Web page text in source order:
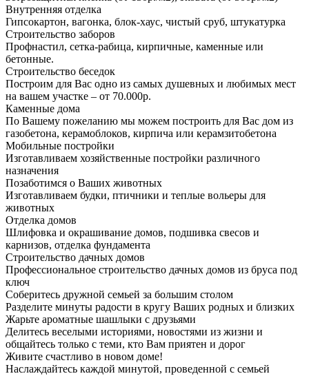
Внутренняя отделка
Гипсокартон, вагонка, блок-хаус, чистый сруб, штукатурка
Строительство заборов
Профнастил, сетка-рабица, кирпичные, каменные или
бетонные.
Строительство беседок
Построим для Вас одно из самых душевных и любимых мест
на вашем участке – от 70.000р.
Каменные дома
По Вашему пожеланию мы можем построить для Вас дом из
газобетона, керамоблоков, кирпича или керамзитобетона
Мобильные постройки
Изготавливаем хозяйственные постройки различного
назначения
Позаботимся о Ваших животных
Изготавливаем будки, птичники и теплые вольеры для
животных
Отделка домов
Шлифовка и окрашивание домов, подшивка свесов и
карнизов, отделка фундамента
Строительство дачных домов
Профессиональное строительство дачных домов из бруса под
ключ
Соберитесь дружной семьей за большим столом
Разделите минуты радости в кругу Ваших родных и близких
Жарьте ароматные шашлыки с друзьями
Делитесь веселыми историями, новостями из жизни и
общайтесь только с теми, кто Вам приятен и дорог
Живите счастливо в новом доме!
Наслаждайтесь каждой минутой, проведенной с семьей